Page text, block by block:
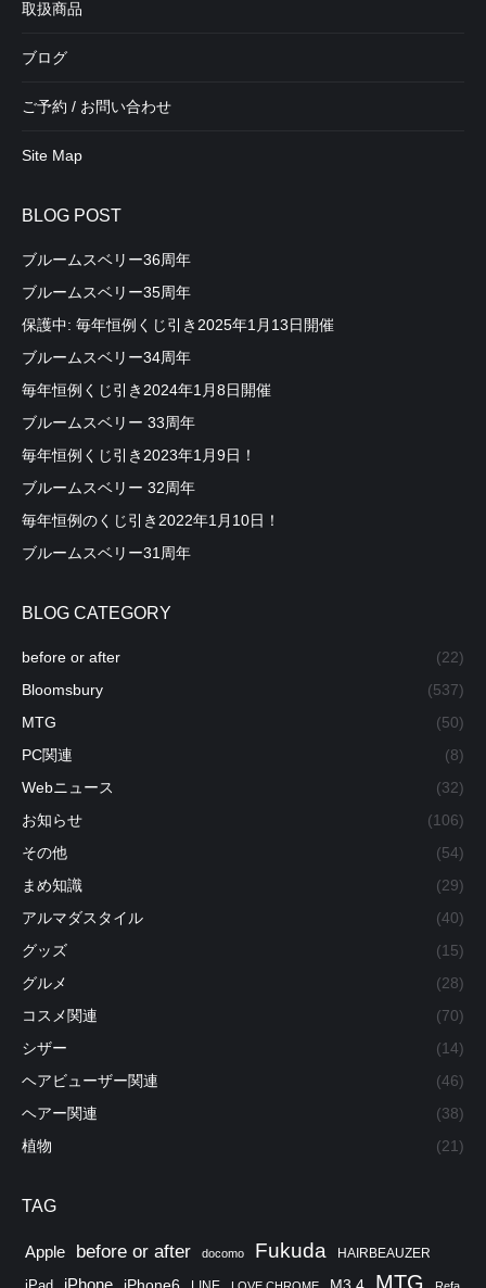
取扱商品
ブログ
ご予約 / お問い合わせ
Site Map
BLOG POST
ブルームスベリー36周年
ブルームスベリー35周年
保護中: 毎年恒例くじ引き2025年1月13日開催
ブルームスベリー34周年
毎年恒例くじ引き2024年1月8日開催
ブルームスベリー 33周年
毎年恒例くじ引き2023年1月9日！
ブルームスベリー 32周年
毎年恒例のくじ引き2022年1月10日！
ブルームスベリー31周年
BLOG CATEGORY
before or after
(22)
Bloomsbury
(537)
MTG
(50)
PC関連
(8)
Webニュース
(32)
お知らせ
(106)
その他
(54)
まめ知識
(29)
アルマダスタイル
(40)
グッズ
(15)
グルメ
(28)
コスメ関連
(70)
シザー
(14)
ヘアビューザー関連
(46)
ヘアー関連
(38)
植物
(21)
TAG
Apple before or after docomo Fukuda HAIRBEAUZER
iPhone MTG